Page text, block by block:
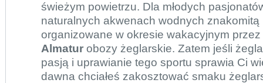
świeżym powietrzu. Dla młodych
naturalnych akwenach wodnych
organizowane w okresie wakacyjnym przez
Almatur obozy żeglarskie. Zatem jeśli
pasją i uprawianie tego sportu sprawia Ci
dawna chciałeś zakosztować smaku